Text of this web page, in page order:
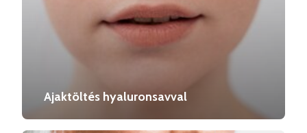
Ajaktöltés hyaluronsavval